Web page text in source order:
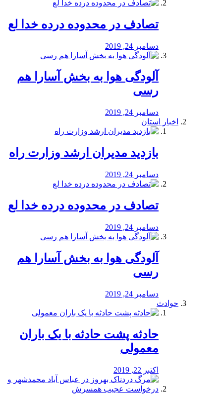
تصادف در محدوده درده خدا لع
دسامبر 24, 2019
آلودگی هوا به بخش آسارا هم
رسی
دسامبر 24, 2019
اخبار استان
بازدید مدیران ارشد وزارت راه
دسامبر 24, 2019
تصادف در محدوده درده خدا لع
دسامبر 24, 2019
آلودگی هوا به بخش آسارا هم
رسی
دسامبر 24, 2019
حوادث
️حادثه پشت حادثه با یک باران
معمولی
اکتبر 22, 2019